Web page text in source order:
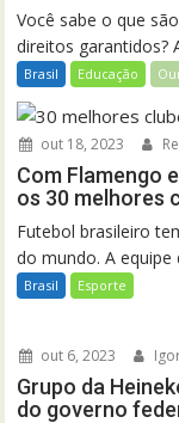
Você sabe o que
direitos garantidos?
Brasil Educação
out 18, 2023
Com Flamengo
os 30 melhores
Futebol brasileiro
do mundo. A equipe
Brasil Esporte
out 6, 2023
Grupo da
do governo